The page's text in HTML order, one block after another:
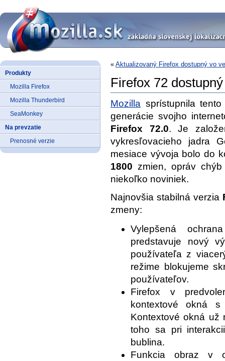
Produkty
Mozilla Firefox
Mozilla Thunderbird
SeaMonkey
Na prevzatie
Prenosné verzie
« Aktualizovaný Firefox dostupný vo
Firefox 72 dostupný
Mozilla sprístupnila
generácie svojho
Firefox 72.0. Je
vykresľovacieho jadra
mesiace vývoja bolo do
1800zmien, opráv
niekoľko noviniek.
Najnovšia stabilná verzia
zmeny:
Vylepšená
predstavuje nový
používateľa z
režime blokujeme
používateľov.
Firefox v
kontextové okná s
Kontextové okná už
toho sa pri
bublina.
Funkcia obraz v